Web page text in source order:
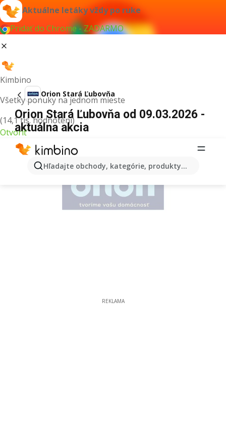
Aktuálne letáky vždy po ruke
Pridať do Chrome - ZADARMO
Kimbino
Všetky ponuky na jednom mieste
(14,1 tis. hodnotení)
Otvoriť
Hľadajte obchody, kategórie, produkty...
Orion Stará Ľubovňa
Orion Stará Ľubovňa od 09.03.2026 -
aktuálna akcia
REKLAMA